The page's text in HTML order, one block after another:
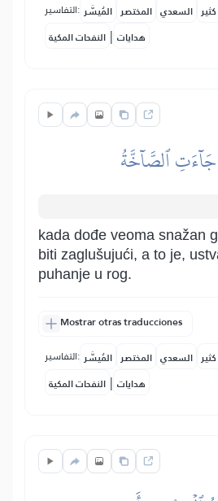
التفاسير: المُيسَّر المختصر السعدي
النفحات المكية | هدايات
جَآءَتِ ٱلصَّآخَّةُ
kada dođe veoma snažan
biti zaglušujući, a to je,
puhanje u rog.
Mostrar otras traducciones
التفاسير: المُيسَّر المختصر السعدي
النفحات المكية | هدايات